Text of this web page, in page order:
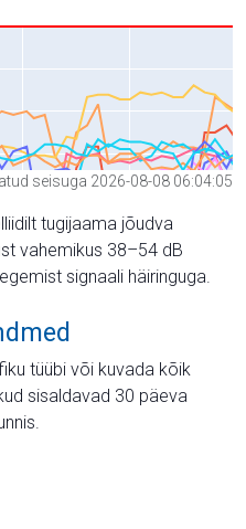
seisuga 2026-08-08 06:04:05
tugijaama jõudva
vahemikus 38–54 dB
signaali häiringuga.
tüübi või kuvada kõik
sisaldavad 30 päeva